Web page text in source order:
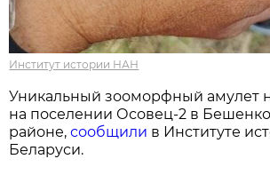
Институт истории НАН
Уникальный зооморфный амулет
на поселении Осовец-2 в
районе,сообщили в Институте
Беларуси.